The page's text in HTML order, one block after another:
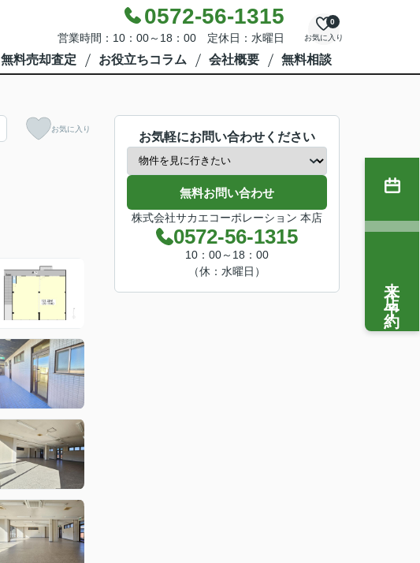
0572-56-1315
営業時間：10：00～18：00 定休日：水曜日 お気に入り
0
無料売却査定 お役立ちコラム 会社概要 無料相談
お気に入り
お気軽にお問い合わせください
無料お問い合わせ
株式会社サカエコーポレーション 本店
0572-56-1315
10：00～18：00
（休：水曜日）
来店予約